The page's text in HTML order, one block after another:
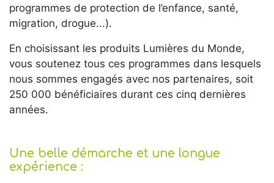
programmes de protection de l’enfance, santé,
migration, drogue...).
En choisissant les produits Lumières du Monde,
vous soutenez tous ces programmes dans lesquels
nous sommes engagés avec nos partenaires, soit
250 000 bénéficiaires durant ces cinq dernières
années.
Une belle démarche et une longue
expérience :